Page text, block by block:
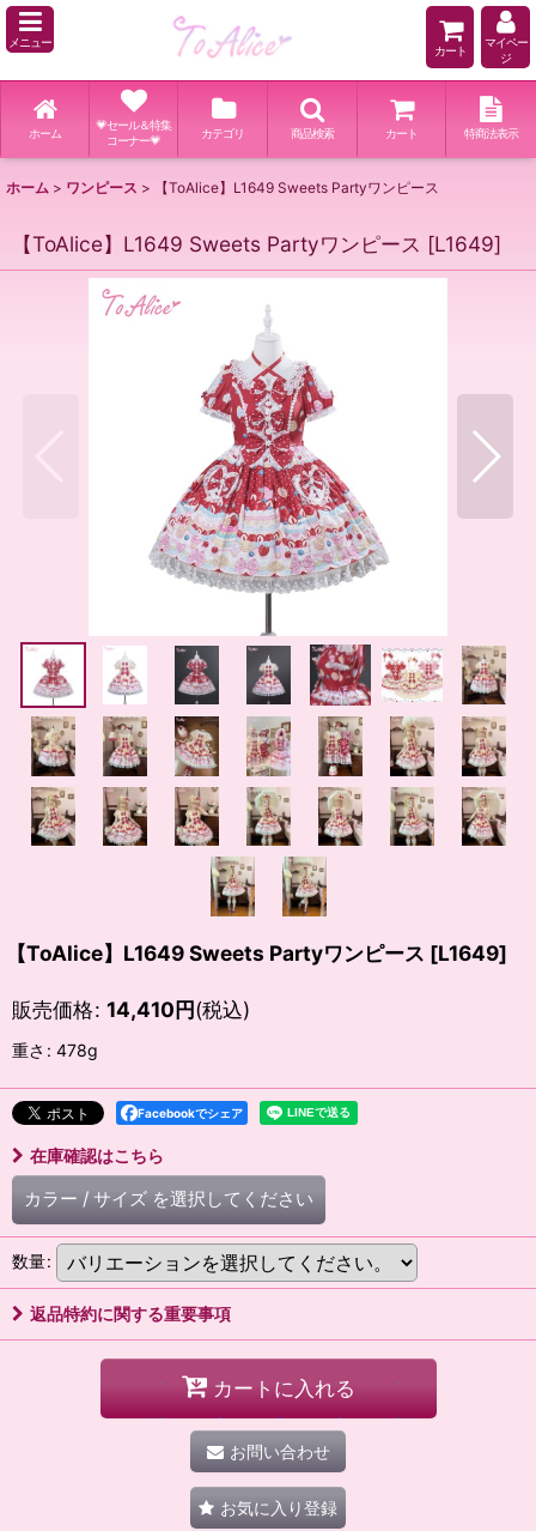
メニュー
カート
マイペー
ジ
ホーム
💗セール＆特集
コーナー💗
カテゴリ 商品検索 カート 特商法表示
ホーム > ワンピース > 【ToAlice】L1649 Sweets Partyワンピース
【ToAlice】L1649 Sweets Partyワンピース [L1649]
【ToAlice】L1649 Sweets Partyワンピース [L1649]
販売価格: 14,410円(税込)
重さ : 478g
Facebookでシェア
在庫確認はこちら
カラー / サイズ を選択してください
数量:
返品特約に関する重要事項
カートに入れる
お問い合わせ
お気に入り登録